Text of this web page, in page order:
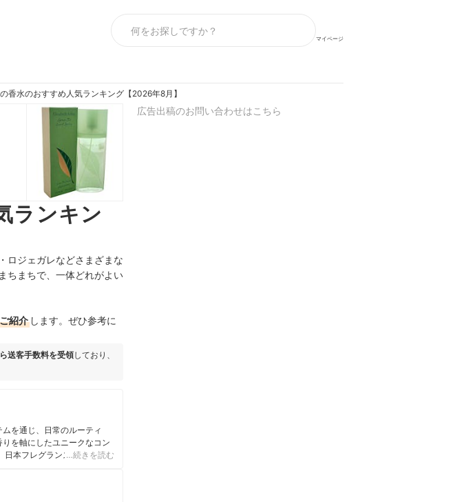
マイページ
香水のおすすめ人気ランキング【2026年8月】
ランキン
ロジェガレなどさまざまな
ちまちで、一体どれがよい
紹介 します。ぜひ参考に
送客手数料を受領しており、
を通じ、日常のルーティ
を軸にしたユニークなコン
日本フレグランス協会…続きを読む
広告出稿のお問い合わせはこちら